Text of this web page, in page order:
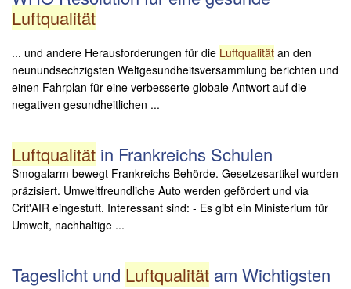
Luftqualität
... und andere Herausforderungen für die Luftqualität an den
neunundsechzigsten Weltgesundheitsversammlung berichten und
einen Fahrplan für eine verbesserte globale Antwort auf die
negativen gesundheitlichen ...
Luftqualität in Frankreichs Schulen
Smogalarm bewegt Frankreichs Behörde. Gesetzesartikel wurden
präzisiert. Umweltfreundliche Auto werden gefördert und via
Crit'AIR eingestuft. Interessant sind: - Es gibt ein Ministerium für
Umwelt, nachhaltige ...
Tageslicht und Luftqualität am Wichtigsten